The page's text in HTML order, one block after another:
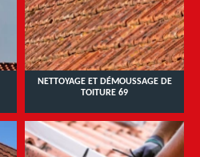
NETTOYAGE ET DÉMOUSSAGE DE
TOITURE 69